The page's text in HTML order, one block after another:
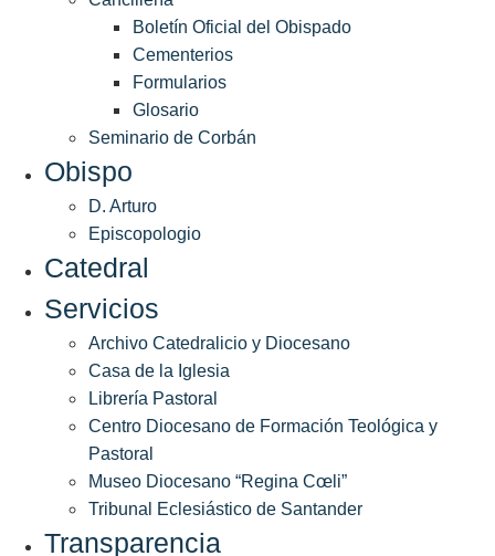
Boletín Oficial del Obispado
Cementerios
Formularios
Glosario
Seminario de Corbán
Obispo
D. Arturo
Episcopologio
Catedral
Servicios
Archivo Catedralicio y Diocesano
Casa de la Iglesia
Librería Pastoral
Centro Diocesano de Formación Teológica y
Pastoral
Museo Diocesano “Regina Cœli”
Tribunal Eclesiástico de Santander
Transparencia